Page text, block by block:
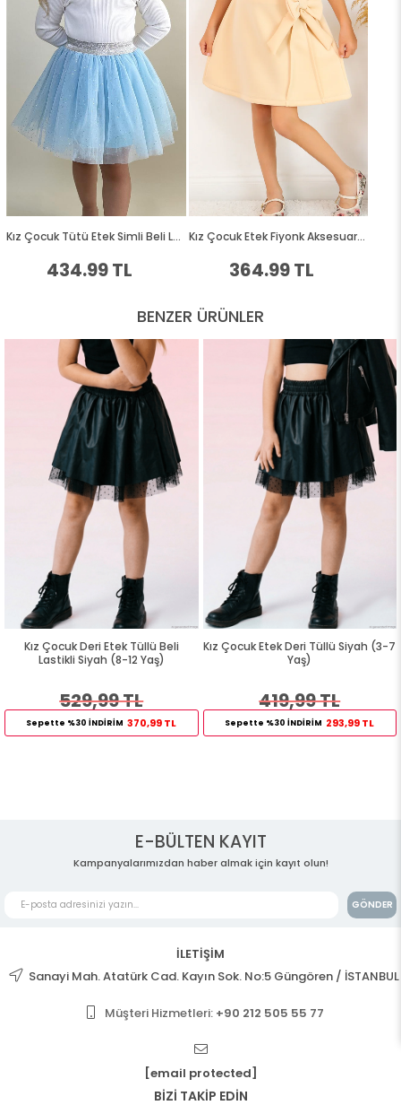
BENZER ÜRÜNLER
Kız Çocuk Deri Etek Tüllü Beli
Lastikli Siyah (8-12 Yaş)
529,99 TL
Sepette %30 İNDİRİM 370,99 TL
Kız Çocuk Etek Deri Tüllü Siyah (3-7
Yaş)
419,99 TL
Sepette %30 İNDİRİM 293,99 TL
E-BÜLTEN KAYIT
Kampanyalarımızdan haber almak için kayıt olun!
GÖNDER
İLETİŞİM
Sanayi Mah. Atatürk Cad. Kayın Sok. No:5 Güngören / İSTANBUL
Müşteri Hizmetleri: +90 212 505 55 77
[email protected]
BİZİ TAKİP EDİN